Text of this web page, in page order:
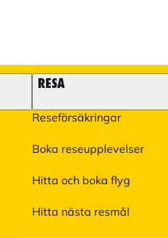
RESA
Reseförsäkringar
Boka reseupplevelser
Hitta och boka flyg
Hitta nästa resmål